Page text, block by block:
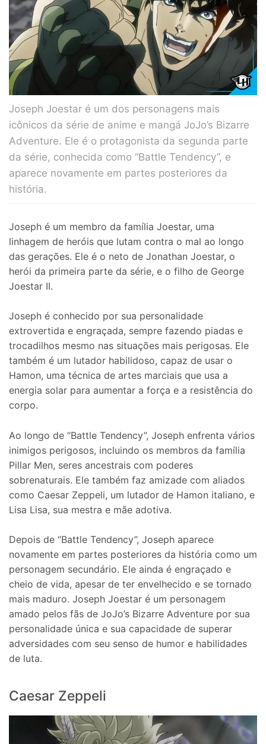
Joseph Joestar é um dos personagens mais
icônicos da série de anime e mangá JoJo’s Bizarre
Adventure. Ele é o protagonista da segunda parte
da série, conhecida como “Battle Tendency”, e
aparece novamente em partes posteriores da
história.
Joseph é um membro da família Joestar, uma
linhagem de heróis que lutam contra o mal ao longo
das gerações. Ele é o neto de Jonathan Joestar, o
herói da primeira parte da série, e o filho de George
Joestar II.
Joseph é conhecido por sua personalidade
extrovertida e engraçada, sempre fazendo piadas e
trocadilhos mesmo nas situações mais perigosas. Ele
também é um lutador habilidoso, capaz de usar o
Hamon, uma técnica de artes marciais que usa a
energia solar para aumentar a força e a resistência do
corpo.
Ao longo de “Battle Tendency”, Joseph enfrenta vários
inimigos perigosos, incluindo os membros da família
Pillar Men, seres ancestrais com poderes
sobrenaturais. Ele também faz amizade com aliados
como Caesar Zeppeli, um lutador de Hamon italiano, e
Lisa Lisa, sua mestra e mãe adotiva.
Depois de “Battle Tendency”, Joseph aparece
novamente em partes posteriores da história como um
personagem secundário. Ele ainda é engraçado e
cheio de vida, apesar de ter envelhecido e se tornado
mais maduro. Joseph Joestar é um personagem
amado pelos fãs de JoJo’s Bizarre Adventure por sua
personalidade única e sua capacidade de superar
adversidades com seu senso de humor e habilidades
de luta.
Caesar Zeppeli